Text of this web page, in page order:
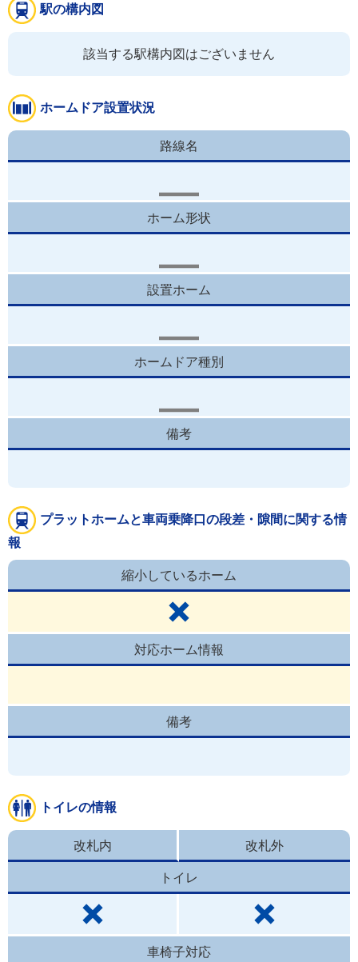
駅の構内図
該当する駅構内図はございません
ホームドア設置状況
路線名
ホーム形状
設置ホーム
ホームドア種別
備考
プラットホームと車両乗降口の段差・隙間に関する情
報
縮小しているホーム
対応ホーム情報
備考
トイレの情報
改札内 改札外
トイレ
車椅子対応